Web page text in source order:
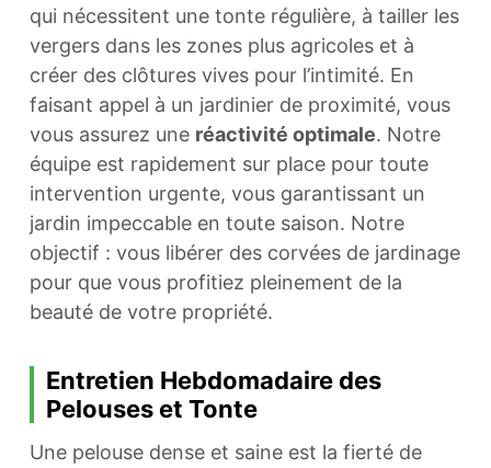
qui nécessitent une tonte régulière, à tailler les
vergers dans les zones plus agricoles et à
créer des clôtures vives pour l’intimité. En
faisant appel à un jardinier de proximité, vous
vous assurez une réactivité optimale. Notre
équipe est rapidement sur place pour toute
intervention urgente, vous garantissant un
jardin impeccable en toute saison. Notre
objectif : vous libérer des corvées de jardinage
pour que vous profitiez pleinement de la
beauté de votre propriété.
Entretien Hebdomadaire des
Pelouses et Tonte
Une pelouse dense et saine est la fierté de